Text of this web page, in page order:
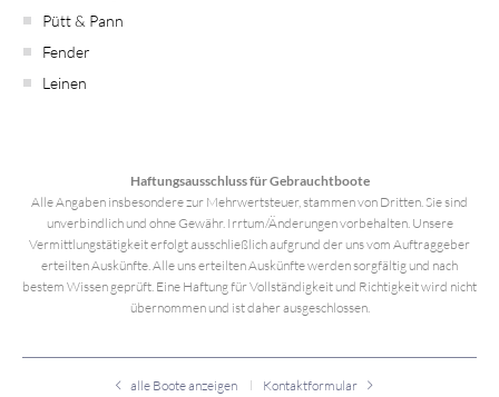
Pütt & Pann
Fender
Leinen
Haftungsausschluss für Gebrauchtboote
Alle Angaben insbesondere zur Mehrwertsteuer, stammen von Dritten. Sie sind
unverbindlich und ohne Gewähr. Irrtum/Änderungen vorbehalten. Unsere
Vermittlungstätigkeit erfolgt ausschließlich aufgrund der uns vom Auftraggeber
erteilten Auskünfte. Alle uns erteilten Auskünfte werden sorgfältig und nach
bestem Wissen geprüft. Eine Haftung für Vollständigkeit und Richtigkeit wird nicht
übernommen und ist daher ausgeschlossen.
alle Boote anzeigen Kontaktformular